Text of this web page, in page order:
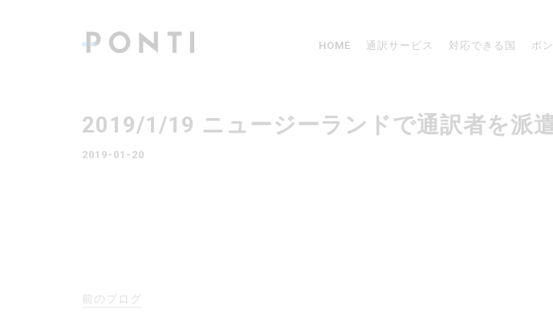
HOME 通訳サービス 対応できる国 ポ
2019/1/19 ニュージーランドで通訳者を派
2019-01-20
前のブログ